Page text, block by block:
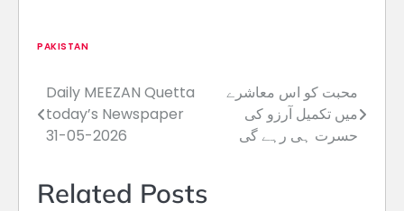
PAKISTAN
Post
navigation
Daily MEEZAN Quetta
today’s Newspaper
31-05-2026
میں تکمیل آرزو کی
حسرت ہی رہے گی
Related Posts